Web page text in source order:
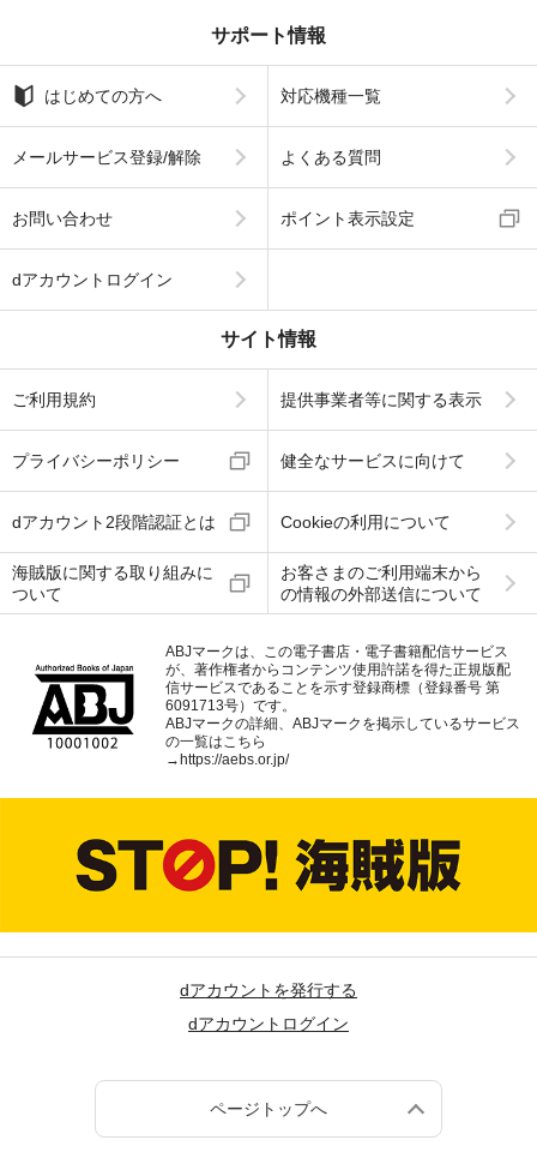
サポート情報
はじめての方へ 対応機種一覧
メールサービス登録/解除 よくある質問
お問い合わせ ポイント表示設定
dアカウントログイン
サイト情報
ご利用規約 提供事業者等に関する表示
プライバシーポリシー 健全なサービスに向けて
dアカウント2段階認証とは Cookieの利用について
海賊版に関する取り組みに
ついて
お客さまのご利用端末から
の情報の外部送信について
ABJマークは、この電子書店・電子書籍配信サービス
が、著作権者からコンテンツ使用許諾を得た正規版配
信サービスであることを示す登録商標（登録番号 第
6091713号）です。
ABJマークの詳細、ABJマークを掲示しているサービス
の一覧はこちら
→ https://aebs.or.jp/
dアカウントを発行する
dアカウントログイン
ページトップへ